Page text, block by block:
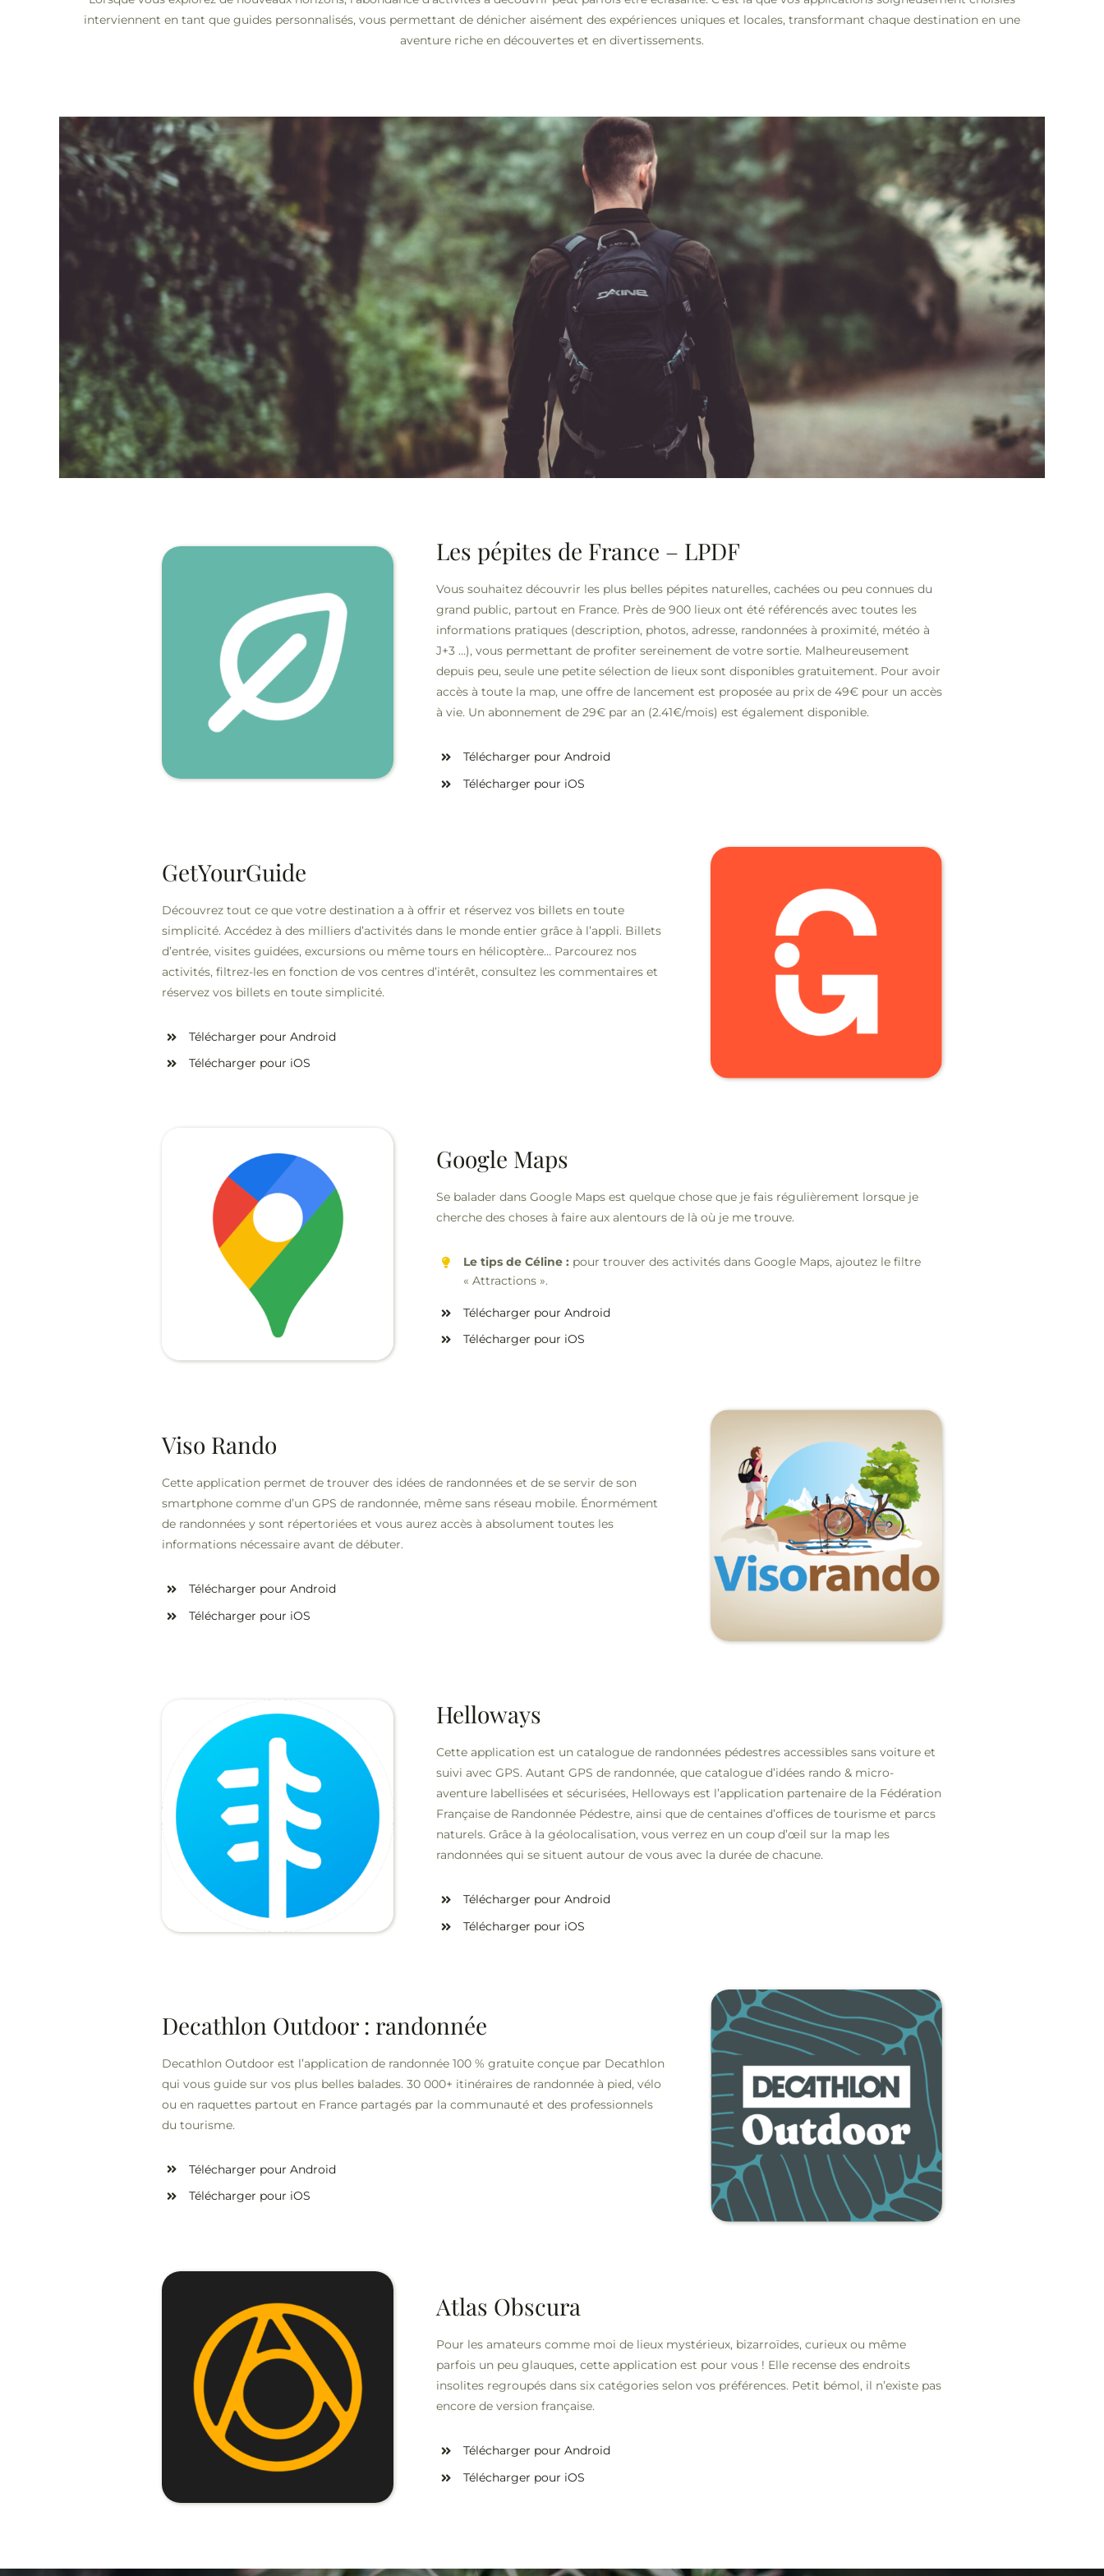
interviennent en tant que guides personnalisés, vous permettant de dénicher aisément des expériences uniques et locales, transformant chaque destination en une
aventure riche en découvertes et en divertissements.
Les pépites de France – LPDF
Vous souhaitez découvrir les plus belles pépites naturelles, cachées ou peu connues du
grand public, partout en France. Près de 900 lieux ont été référencés avec toutes les
informations pratiques (description, photos, adresse, randonnées à proximité, météo à
J+3 …), vous permettant de profiter sereinement de votre sortie. Malheureusement
depuis peu, seule une petite sélection de lieuxsont disponibles gratuitement. Pour avoir
accès à toute la map, une offre de lancement est proposée au prix de 49€pour un accès
à vie. Un abonnement de 29€ par an (2.41€/mois) est également disponible.
Télécharger pour Android
Télécharger pour iOS
GetYourGuide
Découvrez tout ce que votre destination a à offrir et réservez vos billets en toute
simplicité. Accédez à des milliers d’activités dans le monde entier grâce à l’appli. Billets
d’entrée, visites guidées, excursions ou même tours en hélicoptère… Parcourez nos
activités, filtrez-les en fonction de vos centres d’intérêt, consultez les commentaires et
réservez vos billets en toute simplicité.
Télécharger pour Android
Télécharger pour iOS
Google Maps
Se balader dans Google Maps est quelque chose que je fais régulièrement lorsque je
cherche des choses à faire aux alentours de là où je me trouve.
Le tips de Céline : pour trouver des activités dans Google Maps, ajoutez le filtre
« Attractions ».
Télécharger pour Android
Télécharger pour iOS
Viso Rando
Cette application permet de trouver des idées de randonnées et de se servir de son
smartphone comme d’un GPS de randonnée, même sans réseau mobile. Énormément
de randonnées y sont répertoriées et vous aurez accès à absolument toutes les
informations nécessaire avant de débuter.
Télécharger pour Android
Télécharger pour iOS
Helloways
Cette application est un catalogue de randonnées pédestres accessibles sans voiture et
suivi avec GPS. Autant GPS de randonnée, que catalogue d’idées rando & micro-
aventure labellisées et sécurisées, Helloways est l’application partenaire de la Fédération
Française de Randonnée Pédestre, ainsi que de centaines d’offices de tourisme et parcs
naturels. Grâce à la géolocalisation, vous verrez en un coup d’œil sur la map les
randonnées qui se situent autour de vous avec la durée de chacune.
Télécharger pour Android
Télécharger pour iOS
Decathlon Outdoor : randonnée
Decathlon Outdoor est l’application de randonnée 100 % gratuite conçue par Decathlon
qui vous guide sur vos plus belles balades. 30 000+ itinéraires de randonnée à pied, vélo
ou en raquettes partout en France partagés par la communauté et des professionnels
du tourisme.
Télécharger pour Android
Télécharger pour iOS
Atlas Obscura
Pour les amateurs comme moi de lieux mystérieux, bizarroïdes, curieux ou même
parfois un peu glauques, cette application est pour vous ! Elle recense des endroits
insolites regroupés dans six catégories selon vos préférences. Petit bémol, il n’existe pas
encore de version française.
Télécharger pour Android
Télécharger pour iOS